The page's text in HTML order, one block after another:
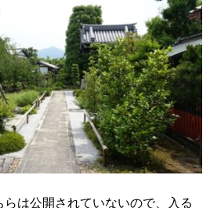
は公開されていないので、入る